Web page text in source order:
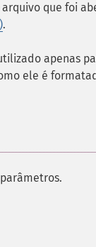
que foi
.
apenas
ele é